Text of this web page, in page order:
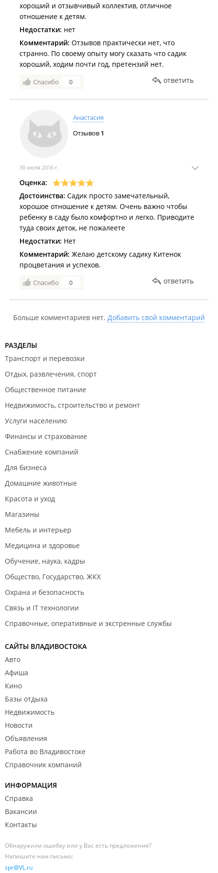
особенности питания (например, с мою дочь с утра
не заставляют есть кашу, потому что у неё
специфичные отношения с молочными продуктами,
и я прошу ее не докармливать, если она
отказывается от еды) и к этому относятся с
пониманием. Но и дети голодные точно ходить не
будут - пятиразовое питанием просто этого не
допустит.
которых присылают фотографии и видео. Поделки,
же висит расписание осмотров врача о состоянии
детей.
Спасибо Вам большое за чуткость, заботу и
хороший и отзывчивый коллектив, отличное
отношение к детям.
Недостатки: нет
Комментарий: Отзывов практически нет, что
странно. По своему опыту могу сказать что садик
хороший, ходим почти год, претензий нет.
Спасибо 0 ответить
Анастасия
Отзывов 1
30 июля 2016 г.
Оценка:
Достоинства: Садик просто замечательный,
хорошое отношение к детям. Очень важно чтобы
ребенку в саду было комфортно и легко. Приводите
туда своих деток, не пожалеете
Недостатки: Нет
Комментарий: Желаю детскому садику Китенок
процветания и успехов.
Спасибо 0 ответить
Больше комментариев нет. Добавить свой комментарий
РАЗДЕЛЫ
Транспорт и перевозки
Отдых, развлечения, спорт
Общественное питание
Недвижимость, строительство и ремонт
Услуги населению
Финансы и страхование
Снабжение компаний
Для бизнеса
Домашние животные
Красота и уход
Магазины
Мебель и интерьер
Медицина и здоровье
Обучение, наука, кадры
Общество, Государство, ЖКХ
Охрана и безопасность
Связь и IT технологии
Справочные, оперативные и экстренные службы
САЙТЫ ВЛАДИВОСТОКА
Авто
Афиша
Кино
Базы отдыха
Недвижимость
Новости
Объявления
Работа во Владивостоке
Справочник компаний
ИНФОРМАЦИЯ
Справка
Вакансии
Контакты
Обнаружили ошибку или у Вас есть предложения?
Напишите нам письмо:
spr@VL.ru